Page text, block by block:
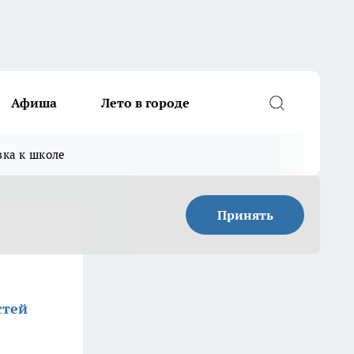
Афиша Лето в городе
к школе
Принять